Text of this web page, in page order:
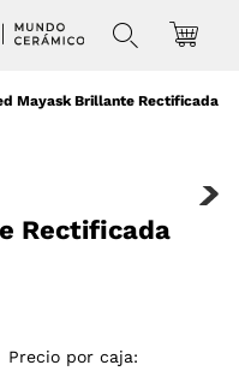
Mayask Brillante Rectificada
Rectificada
Precio por caja: